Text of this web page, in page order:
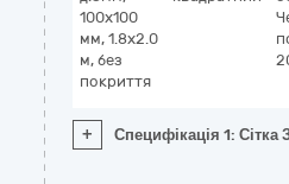
100x100
мм, 1.8x2.0
м, без
покриття
+ Специфікація 1: